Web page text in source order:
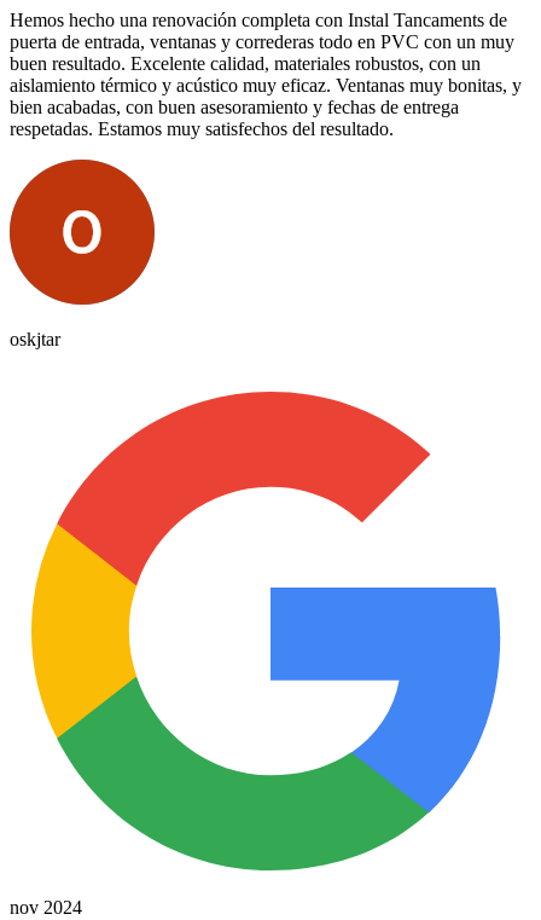
Hemos hecho una renovación completa con Instal Tancaments de
puerta de entrada, ventanas y correderas todo en PVC con un muy
buen resultado. Excelente calidad, materiales robustos, con un
aislamiento térmico y acústico muy eficaz. Ventanas muy bonitas, y
bien acabadas, con buen asesoramiento y fechas de entrega
respetadas. Estamos muy satisfechos del resultado.
oskjtar
nov 2024